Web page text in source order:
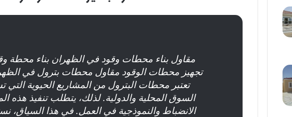
مقاول بناء محطات وقود في الظهران بناء محطة
تجهيز محطات الوقود مقاول محطات بترول في
تعتبر محطات البترول من المشاريع الحيوية التي
السوق المحلية والدولية. لذلك، يتطلب تنفيذ
الانضباط والنموذجية في العمل. في هذا